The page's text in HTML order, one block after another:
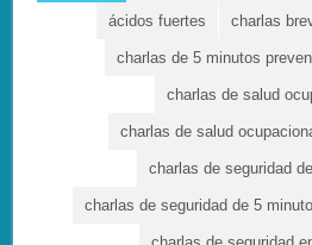
ácidos fuertes charlas
charlas de 5 minutos
charlas de salud
charlas de salud
charlas de seguridad
charlas de seguridad de 5